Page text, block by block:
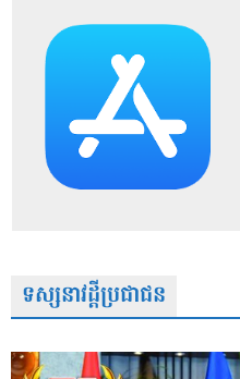
ទស្សនាវដ្តីប្រជាជន